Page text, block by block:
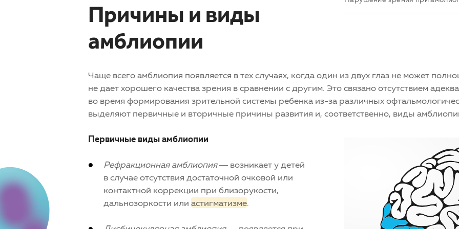
Причины и виды
амблиопии
Чаще всегоамблиопия появляется в тех случаях, когда один из двух глаз не может
не дает хорошего качества зрения в сравнении с другим. Это связано отсутствием
во время формирования зрительной системы ребенка из-за различных
выделяют первичные и вторичные причины развития и, соответственно, виды
Первичные видыамблиопии
Рефракционнаяамблиопия— возникает у детей
в случае отсутствия достаточной очковой или
контактной коррекции при близорукости,
дальнозоркости или астигматизме